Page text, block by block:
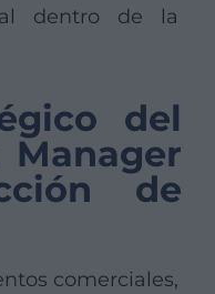
dentro de la
del
de
comerciales,